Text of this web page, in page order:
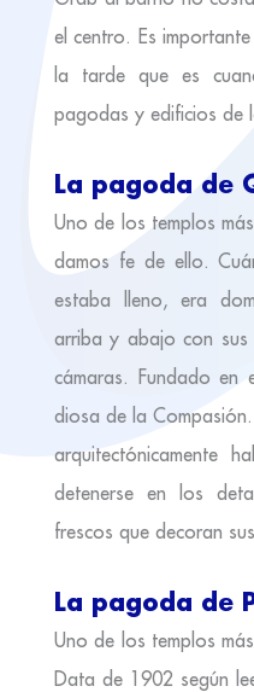
el centro. Es
la tarde que es
pagodas y edificios de
La pagoda de
Uno de los templos
damos fe de ello.
estaba lleno, era
arriba y abajo con sus
cámaras. Fundado
diosa de la
arquitectónicamente
detenerse en los
frescos que decoran
La pagoda de
Uno de los templos
Data de 1902 según